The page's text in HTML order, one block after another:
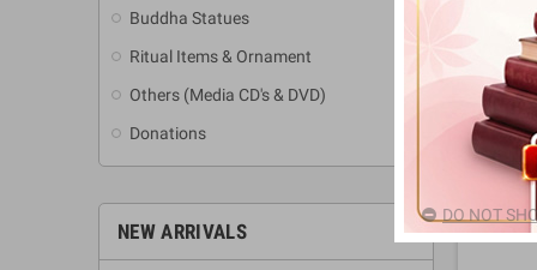
Buddha Statues
Ritual Items & Ornament
Others (Media CD's & DVD)
Donations
NEW ARRIVALS
DO NOT